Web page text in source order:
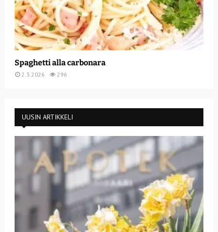
Spaghetti alla carbonara
2.3.2026 296
UUSIN ARTIKKELI